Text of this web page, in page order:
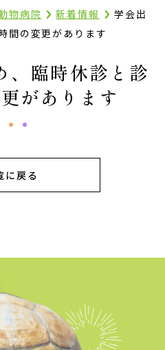
物病院 新着情報
学会出
間の変更があります
、臨時休診と診
があります
に戻る